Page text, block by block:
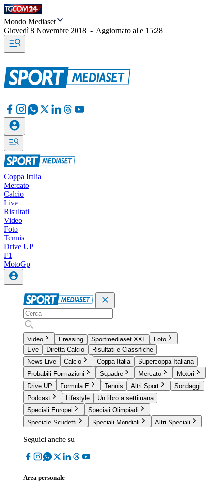
Mondo Mediaset
Giovedì 8 Novembre 2018 - Aggiornato alle 15:28
Coppa Italia
Mercato
Calcio
Live
Risultati
Video
Foto
Tennis
Drive UP
F1
MotoGp
Video Pressing Sportmediaset XXL
Foto
Live
Diretta Calcio
Risultati e Classifiche
News Live
Calcio Coppa Italia
Supercoppa Italiana
Probabili Formazioni
Squadre Mercato
Motori
Drive UP
Formula E Tennis Altri Sport
Sondaggi
Podcast
Lifestyle
Un libro a settimana
Speciali Europei
Speciali Olimpiadi
Speciale Scudetti
Speciali Mondiali Altri Speciali
Seguici anche su
Area personale